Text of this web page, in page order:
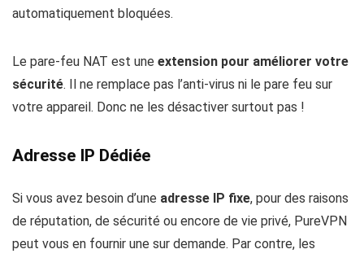
automatiquement bloquées.
Le pare-feu NAT est une extension pour améliorer votre
sécurité. Il ne remplace pas l’anti-virus ni le pare feu sur
votre appareil. Donc ne les désactiver surtout pas !
Adresse IP Dédiée
Si vous avez besoin d’une adresse IP fixe, pour des raisons
de réputation, de sécurité ou encore de vie privé, PureVPN
peut vous en fournir une sur demande. Par contre, les